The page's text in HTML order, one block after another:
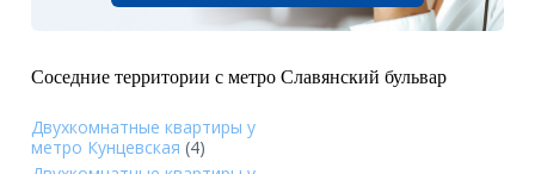
Соседние территории с метро Славянский бульвар
Двухкомнатные квартиры у
метро Кунцевская (4)